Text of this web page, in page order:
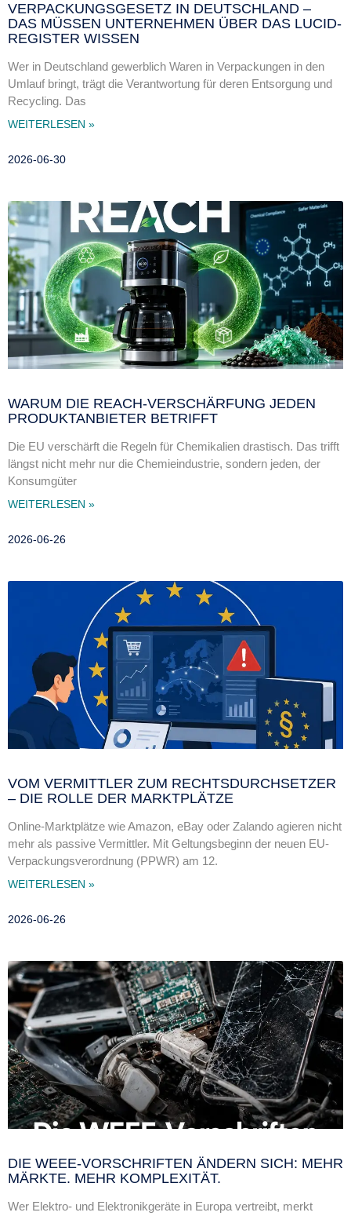
VERPACKUNGSGESETZ IN DEUTSCHLAND –
DAS MÜSSEN UNTERNEHMEN ÜBER DAS LUCID-
REGISTER WISSEN
Wer in Deutschland gewerblich Waren in Verpackungen in den
Umlauf bringt, trägt die Verantwortung für deren Entsorgung und
Recycling. Das
WEITERLESEN »
2026-06-30
WARUM DIE REACH-VERSCHÄRFUNG JEDEN
PRODUKTANBIETER BETRIFFT
Die EU verschärft die Regeln für Chemikalien drastisch. Das trifft
längst nicht mehr nur die Chemieindustrie, sondern jeden, der
Konsumgüter
WEITERLESEN »
2026-06-26
VOM VERMITTLER ZUM RECHTSDURCHSETZER
– DIE ROLLE DER MARKTPLÄTZE
Online-Marktplätze wie Amazon, eBay oder Zalando agieren nicht
mehr als passive Vermittler. Mit Geltungsbeginn der neuen EU-
Verpackungsverordnung (PPWR) am 12.
WEITERLESEN »
2026-06-26
DIE WEEE-VORSCHRIFTEN ÄNDERN SICH: MEHR
MÄRKTE. MEHR KOMPLEXITÄT.
Wer Elektro- und Elektronikgeräte in Europa vertreibt, merkt